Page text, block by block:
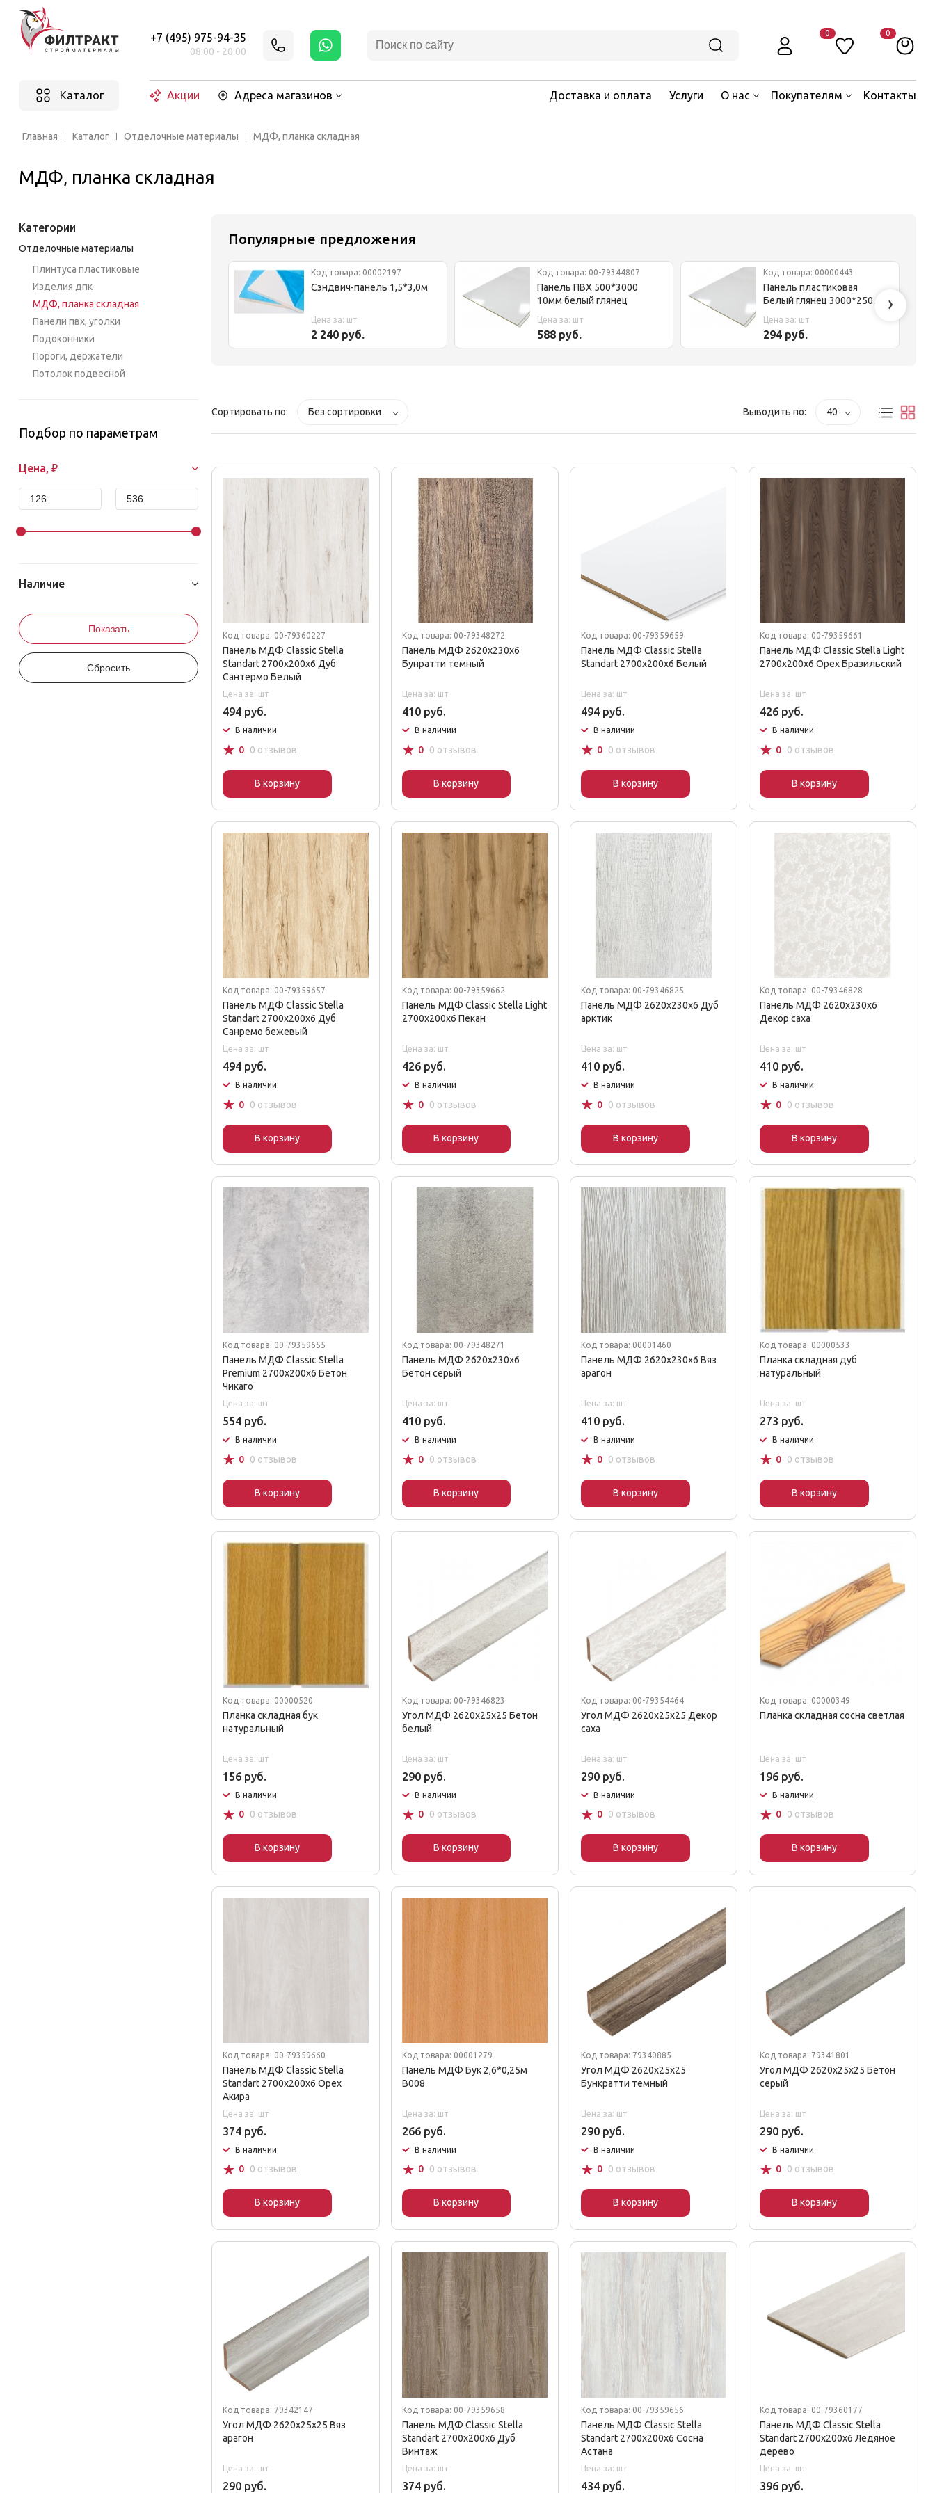
+7 (495) 975-94-35
08:00 - 20:00
0 0
Каталог Акции Адреса магазинов Доставка и оплата Услуги О нас Покупателям Контакты
Главная Каталог Отделочные материалы МДФ, планка складная
МДФ, планка складная
Категории
Отделочные материалы
Плинтуса пластиковые
Изделия дпк
МДФ, планка складная
Панели пвх, уголки
Подоконники
Пороги, держатели
Потолок подвесной
Подбор по параметрам
Цена, ₽
Наличие
Популярные предложения
Код товара: 00002197
Сэндвич-панель 1,5*3,0м
Цена за: шт
2 240 руб.
Код товара: 00-79344807
Панель ПВХ 500*3000
10мм белый глянец
Цена за: шт
588 руб.
Код товара: 00000443
Панель пластиковая
Белый глянец 3000*250
Цена за: шт
294 руб.
›
Сортировать по: Без сортировки Выводить по: 40
Код товара: 00-79360227
Панель МДФ Classic Stella
Standart 2700х200х6 Дуб
Сантермо Белый
Цена за: шт
494 руб.
В наличии
☆ 0 0 отзывов
В корзину
Код товара: 00-79348272
Панель МДФ 2620х230х6
Бунратти темный
Цена за: шт
410 руб.
В наличии
☆ 0 0 отзывов
В корзину
Код товара: 00-79359659
Панель МДФ Classic Stella
Standart 2700х200х6 Белый
Цена за: шт
494 руб.
В наличии
☆ 0 0 отзывов
В корзину
Код товара: 00-79359661
Панель МДФ Classic Stella Light
2700х200х6 Орех Бразильский
Цена за: шт
426 руб.
В наличии
☆ 0 0 отзывов
В корзину
Код товара: 00-79359657
Панель МДФ Classic Stella
Standart 2700х200х6 Дуб
Санремо бежевый
Цена за: шт
494 руб.
В наличии
☆ 0 0 отзывов
В корзину
Код товара: 00-79359662
Панель МДФ Classic Stella Light
2700х200х6 Пекан
Цена за: шт
426 руб.
В наличии
☆ 0 0 отзывов
В корзину
Код товара: 00-79346825
Панель МДФ 2620х230х6 Дуб
арктик
Цена за: шт
410 руб.
В наличии
☆ 0 0 отзывов
В корзину
Код товара: 00-79346828
Панель МДФ 2620х230х6
Декор саха
Цена за: шт
410 руб.
В наличии
☆ 0 0 отзывов
В корзину
Код товара: 00-79359655
Панель МДФ Classic Stella
Premium 2700х200х6 Бетон
Чикаго
Цена за: шт
554 руб.
В наличии
☆ 0 0 отзывов
В корзину
Код товара: 00-79348271
Панель МДФ 2620х230х6
Бетон серый
Цена за: шт
410 руб.
В наличии
☆ 0 0 отзывов
В корзину
Код товара: 00001460
Панель МДФ 2620х230х6 Вяз
арагон
Цена за: шт
410 руб.
В наличии
☆ 0 0 отзывов
В корзину
Код товара: 00000533
Планка складная дуб
натуральный
Цена за: шт
273 руб.
В наличии
☆ 0 0 отзывов
В корзину
Код товара: 00000520
Планка складная бук
натуральный
Цена за: шт
156 руб.
В наличии
☆ 0 0 отзывов
В корзину
Код товара: 00-79346823
Угол МДФ 2620х25х25 Бетон
белый
Цена за: шт
290 руб.
В наличии
☆ 0 0 отзывов
В корзину
Код товара: 00-79354464
Угол МДФ 2620х25х25 Декор
саха
Цена за: шт
290 руб.
В наличии
☆ 0 0 отзывов
В корзину
Код товара: 00000349
Планка складная сосна светлая
Цена за: шт
196 руб.
В наличии
☆ 0 0 отзывов
В корзину
Код товара: 00-79359660
Панель МДФ Classic Stella
Standart 2700х200х6 Орех
Акира
Цена за: шт
374 руб.
В наличии
☆ 0 0 отзывов
В корзину
Код товара: 00001279
Панель МДФ Бук 2,6*0,25м
В008
Цена за: шт
266 руб.
В наличии
☆ 0 0 отзывов
В корзину
Код товара: 79340885
Угол МДФ 2620х25х25
Бункратти темный
Цена за: шт
290 руб.
В наличии
☆ 0 0 отзывов
В корзину
Код товара: 79341801
Угол МДФ 2620х25х25 Бетон
серый
Цена за: шт
290 руб.
В наличии
☆ 0 0 отзывов
В корзину
Код товара: 79342147
Угол МДФ 2620х25х25 Вяз
арагон
Цена за: шт
290 руб.
Код товара: 00-79359658
Панель МДФ Classic Stella
Standart 2700х200х6 Дуб
Винтаж
Цена за: шт
374 руб.
Код товара: 00-79359656
Панель МДФ Classic Stella
Standart 2700х200х6 Сосна
Астана
Цена за: шт
434 руб.
Код товара: 00-79360177
Панель МДФ Classic Stella
Standart 2700х200х6 Ледяное
дерево
Цена за: шт
396 руб.